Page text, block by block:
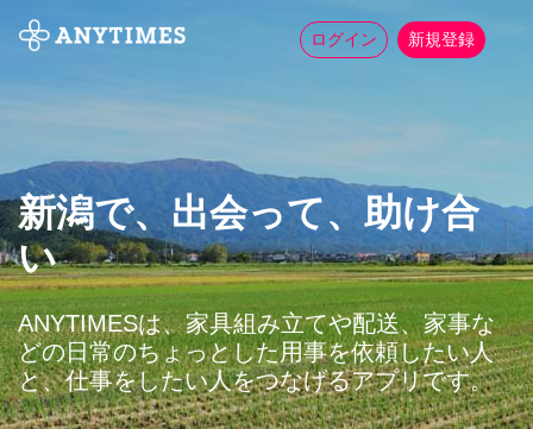
ログイン 新規登録
新潟で、出会って、助け合
い
ANYTIMESは、家具組み立てや配送、家事な
どの日常のちょっとした用事を依頼したい人
と、仕事をしたい人をつなげるアプリです。